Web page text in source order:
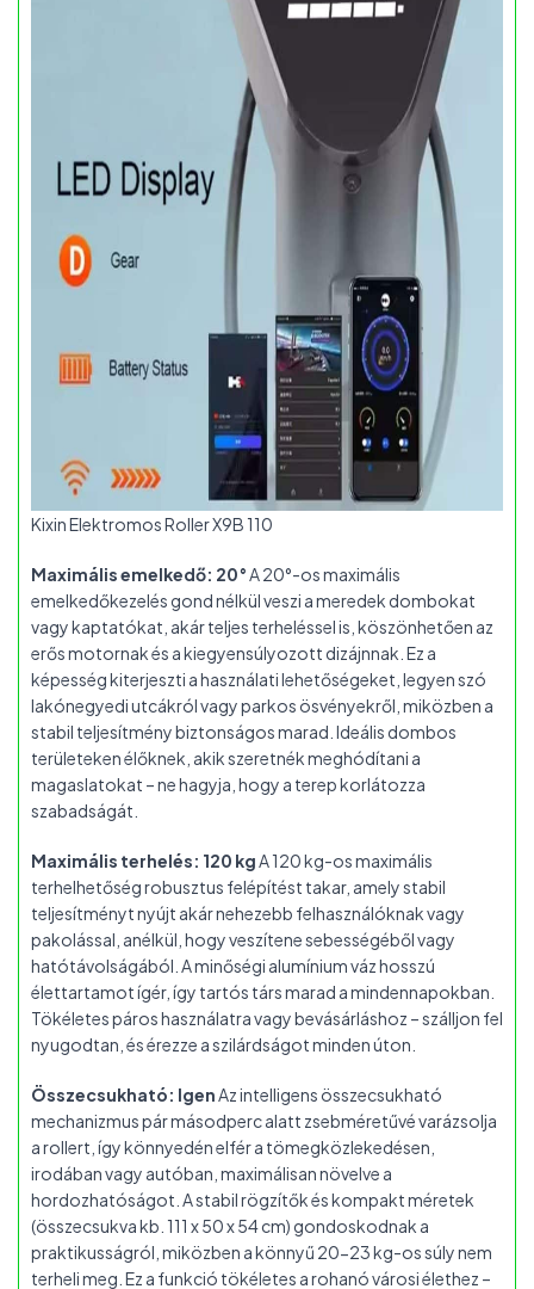
Kixin Elektromos Roller X9B 110
Maximális emelkedő: 20°A 20°-os maximális
emelkedőkezelés gond nélkül veszi a meredek dombokat
vagy kaptatókat, akár teljes terheléssel is, köszönhetően az
erős motornak és a kiegyensúlyozott dizájnnak. Ez a
képesség kiterjeszti a használati lehetőségeket, legyen szó
lakónegyedi utcákról vagy parkos ösvényekről, miközben a
stabil teljesítmény biztonságos marad. Ideális dombos
területeken élőknek, akik szeretnék meghódítani a
magaslatokat – ne hagyja, hogy a terep korlátozza
szabadságát.
Maximális terhelés: 120 kgA 120 kg-os maximális
terhelhetőség robusztus felépítést takar, amely stabil
teljesítményt nyújt akár nehezebb felhasználóknak vagy
pakolással, anélkül, hogy veszítene sebességéből vagy
hatótávolságából. A minőségi alumínium váz hosszú
élettartamot ígér, így tartós társ marad a mindennapokban.
Tökéletes páros használatra vagy bevásárláshoz – szálljon fel
nyugodtan, és érezze a szilárdságot minden úton.
Összecsukható: IgenAz intelligens összecsukható
mechanizmus pár másodperc alatt zsebméretűvé varázsolja
a rollert, így könnyedén elfér a tömegközlekedésen,
irodában vagy autóban, maximálisan növelve a
hordozhatóságot. A stabil rögzítők és kompakt méretek
(összecsukva kb. 111 x 50 x 54 cm) gondoskodnak a
praktikusságról, miközben a könnyű 20-23 kg-os súly nem
terheli meg. Ez a funkció tökéletes a rohanó városi élethez –